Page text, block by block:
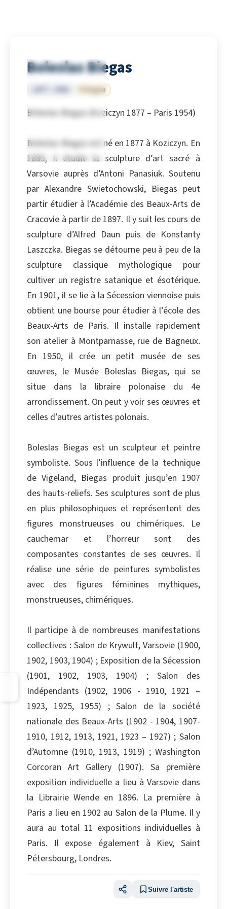
Boleslas Biegas
Pologne
Boleslas Biegas (Koziczyn 1877 – Paris 1954)
Boleslas Biegas est né en 1877 à Koziczyn. En
1895, il étudie la sculpture d’art sacré à
Varsovie auprès d’Antoni Panasiuk. Soutenu
par Alexandre Swietochowski, Biegas peut
partir étudier à l’Académie des Beaux-Arts de
Cracovie à partir de 1897. Il y suit les cours de
sculpture d’Alfred Daun puis de Konstanty
Laszczka. Biegas se détourne peu à peu de la
sculpture classique mythologique pour
cultiver un registre satanique et ésotérique.
En 1901, il se lie à la Sécession viennoise puis
obtient une bourse pour étudier à l’école des
Beaux-Arts de Paris. Il installe rapidement
son atelier à Montparnasse, rue de Bagneux.
En 1950, il crée un petit musée de ses
œuvres, le Musée Boleslas Biegas, qui se
situe dans la libraire polonaise du 4e
arrondissement. On peut y voir ses œuvres et
celles d’autres artistes polonais.
Boleslas Biegas est un sculpteur et peintre
symboliste. Sous l’influence de la technique
de Vigeland, Biegas produit jusqu’en 1907
des hauts-reliefs. Ses sculptures sont de plus
en plus philosophiques et représentent des
figures monstrueuses ou chimériques. Le
cauchemar et l’horreur sont des
composantes constantes de ses œuvres. Il
réalise une série de peintures symbolistes
avec des figures féminines mythiques,
monstrueuses, chimériques.
Il participe à de nombreuses manifestations
collectives : Salon de Krywult, Varsovie (1900,
1902, 1903, 1904) ; Exposition de la Sécession
(1901, 1902, 1903, 1904) ; Salon des
Indépendants (1902, 1906 - 1910, 1921 –
1923, 1925, 1955) ; Salon de la société
nationale des Beaux-Arts (1902 - 1904, 1907-
1910, 1912, 1913, 1921, 1923 – 1927) ; Salon
d’Automne (1910, 1913, 1919) ; Washington
Corcoran Art Gallery (1907). Sa première
exposition individuelle a lieu à Varsovie dans
la Librairie Wende en 1896. La première à
Paris a lieu en 1902 au Salon de la Plume. Il y
aura au total 11 expositions individuelles à
Paris. Il expose également à Kiev, Saint
Pétersbourg, Londres.
Suivre l'artiste
Copier